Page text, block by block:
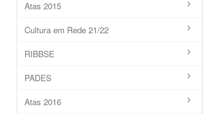
Atas 2015
Cultura em Rede 21/22
RIBBSE
PADES
Atas 2016